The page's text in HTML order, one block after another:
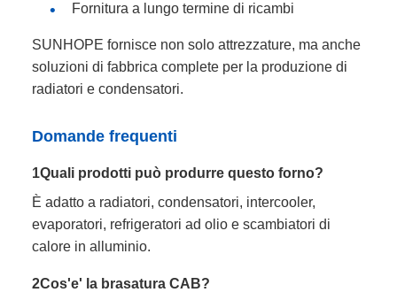
Fornitura a lungo termine di ricambi
SUNHOPE fornisce non solo attrezzature, ma anche
soluzioni di fabbrica complete per la produzione di
radiatori e condensatori.
Domande frequenti
1Quali prodotti può produrre questo forno?
È adatto a radiatori, condensatori, intercooler,
evaporatori, refrigeratori ad olio e scambiatori di
calore in alluminio.
2Cos'e' la brasatura CAB?